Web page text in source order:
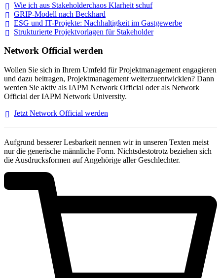
Wie ich aus Stakeholderchaos Klarheit schuf
GRIP-Modell nach Beckhard
ESG und IT-Projekte: Nachhaltigkeit im Gastgewerbe
Strukturierte Projektvorlagen für Stakeholder
Network Official werden
Wollen Sie sich in Ihrem Umfeld für Projektmanagement engagieren
und dazu beitragen, Projektmanagement weiterzuentwicklen? Dann
werden Sie aktiv als IAPM Network Official oder als Network
Official der IAPM Network University.
Jetzt Network Official werden
Aufgrund besserer Lesbarkeit nennen wir in unseren Texten meist
nur die generische männliche Form. Nichtsdestotrotz beziehen sich
die Ausdrucksformen auf Angehörige aller Geschlechter.